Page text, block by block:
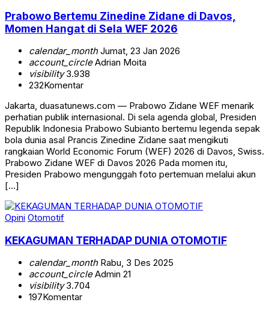
Prabowo Bertemu Zinedine Zidane di Davos,
Momen Hangat di Sela WEF 2026
calendar_monthJumat, 23 Jan 2026
account_circleAdrian Moita
visibility3.938
232Komentar
Jakarta, duasatunews.com — Prabowo Zidane WEF menarik
perhatian publik internasional. Di sela agenda global, Presiden
Republik Indonesia Prabowo Subianto bertemu legenda sepak
bola dunia asal Prancis Zinedine Zidane saat mengikuti
rangkaian World Economic Forum (WEF) 2026 di Davos, Swiss.
Prabowo Zidane WEF di Davos 2026 Pada momen itu,
Presiden Prabowo mengunggah foto pertemuan melalui akun
[…]
Opini Otomotif
KEKAGUMAN TERHADAP DUNIA OTOMOTIF
calendar_monthRabu, 3 Des 2025
account_circleAdmin 21
visibility3.704
197Komentar